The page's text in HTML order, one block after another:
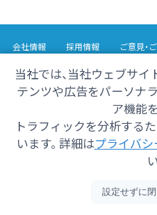
当社では、当社ウェブサイ
テンツや広告をパーソナ
ア機能
トラフィックを分析する
います。 詳細はプライバ
設定せずに
会社情報 採用情報 ご意見・
Copyright© 2025
All Rights